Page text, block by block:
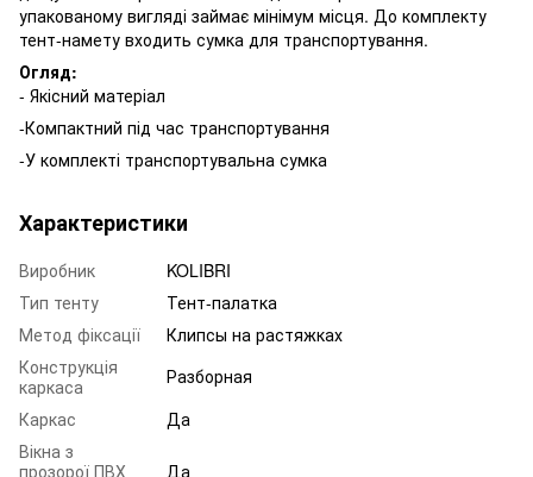
упакованому вигляді займає мінімум місця. До комплекту
тент-намету входить сумка для транспортування.
Огляд:
- Якісний матеріал
-Компактний під час транспортування
-У комплекті транспортувальна сумка
Характеристики
Виробник
KOLIBRI
Тип тенту
Тент-палатка
Метод фіксації
Клипсы на растяжках
Конструкція
каркаса
Разборная
Каркас
Да
Вікна з
прозорої ПВХ
Да